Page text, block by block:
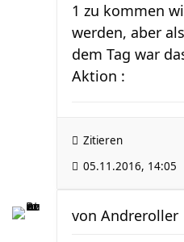
1 zu kommen
werden, aber
dem Tag war
Aktion :
Zitieren
05.11.2016, 14:05
von Andreroller